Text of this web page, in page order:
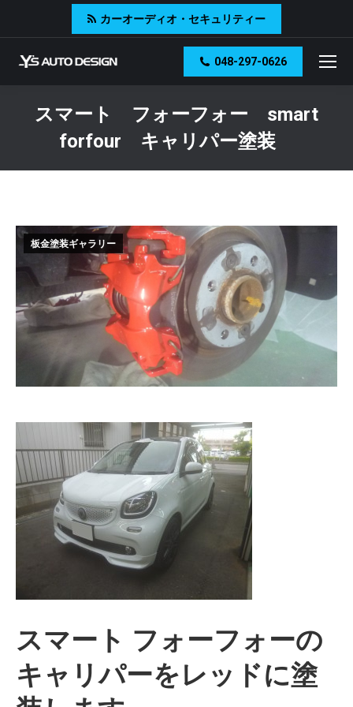
カーオーディオ・セキュリティー
048-297-0626
スマート フォーフォー smart
forfour キャリパー塗装
板金塗装ギャラリー
スマート フォーフォーの
キャリパーをレッドに塗